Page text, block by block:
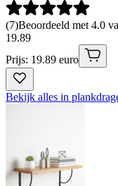
(7)Beoordeeld met 4.0
19.89
Prijs: 19.89 euro
Bekijk alles in